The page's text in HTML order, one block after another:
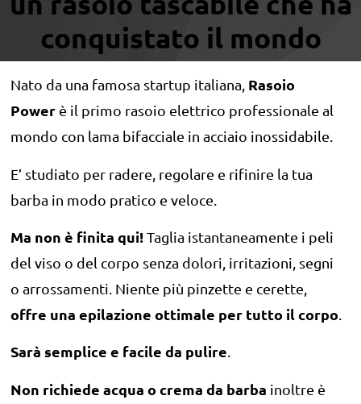
conquistato il mondo
Nato da una famosa startup italiana, Rasoio
Power è il primo rasoio elettrico professionale al
mondo con lama bifacciale in acciaio inossidabile.
E’ studiato per radere, regolare e rifinire la tua
barba in modo pratico e veloce.
Ma non è finita qui!Taglia istantaneamente i peli
del viso o del corpo senza dolori, irritazioni, segni
o arrossamenti. Niente più pinzette e cerette,
offre una epilazione ottimale per tutto il corpo
Sarà semplice e facile da pulire.
Non richiede acqua o crema da barba inoltre è